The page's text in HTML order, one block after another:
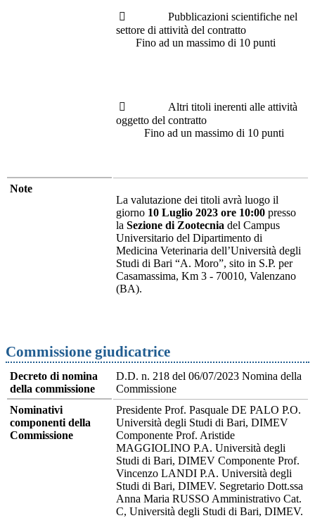
 Pubblicazioni scientifiche nel
settore di attività del contratto
Fino ad un massimo di 10 punti
 Altri titoli inerenti alle attività
oggetto del contratto
Fino ad un massimo di 10 punti
Note
La valutazione dei titoli avrà luogo il
giorno 10 Luglio 2023 ore 10:00 presso
la Sezione di Zootecnia del Campus
Universitario del Dipartimento di
Medicina Veterinaria dell’Università degli
Studi di Bari “A. Moro”, sito in S.P. per
Casamassima, Km 3 - 70010, Valenzano
(BA).
Commissione giudicatrice
Decreto di nomina
della commissione
D.D. n. 218 del 06/07/2023 Nomina della
Commissione
Nominativi
componenti della
Commissione
Presidente Prof. Pasquale DE PALO P.O.
Università degli Studi di Bari, DIMEV
Componente Prof. Aristide
MAGGIOLINO P.A. Università degli
Studi di Bari, DIMEV Componente Prof.
Vincenzo LANDI P.A. Università degli
Studi di Bari, DIMEV. Segretario Dott.ssa
Anna Maria RUSSO Amministrativo Cat.
C, Università degli Studi di Bari, DIMEV.